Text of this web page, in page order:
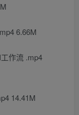
6.66M
作流 .mp4
14.41M